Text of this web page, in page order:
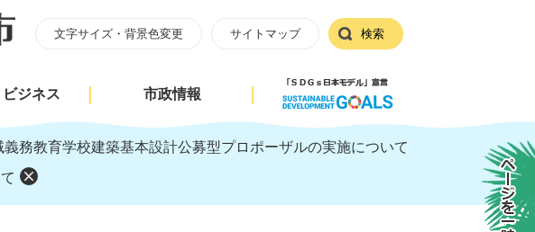
文字サイズ・背景色変更 サイトマップ 検索
ジネス 市政情報
義務教育学校建築基本設計公募型プロポーザルの実施について
ページを一時保存する